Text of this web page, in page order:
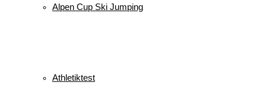
Alpen Cup Ski Jumping
Athletiktest